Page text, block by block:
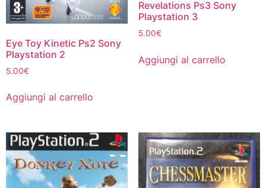
Eye Toy Kinetic Ps2 Sony
Playstation 2
5.00€
Aggiungi al carrello
Revelations Ps3 Sony
Playstation 3
5.00€
Aggiungi al carrello